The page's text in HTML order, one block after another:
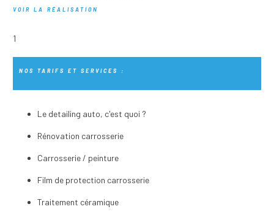
VOIR LA RÉALISATION
NOS TARIFS ET SERVICES :
Le detailing auto, c'est quoi ?
Rénovation carrosserie
Carrosserie / peinture
Film de protection carrosserie
Traitement céramique